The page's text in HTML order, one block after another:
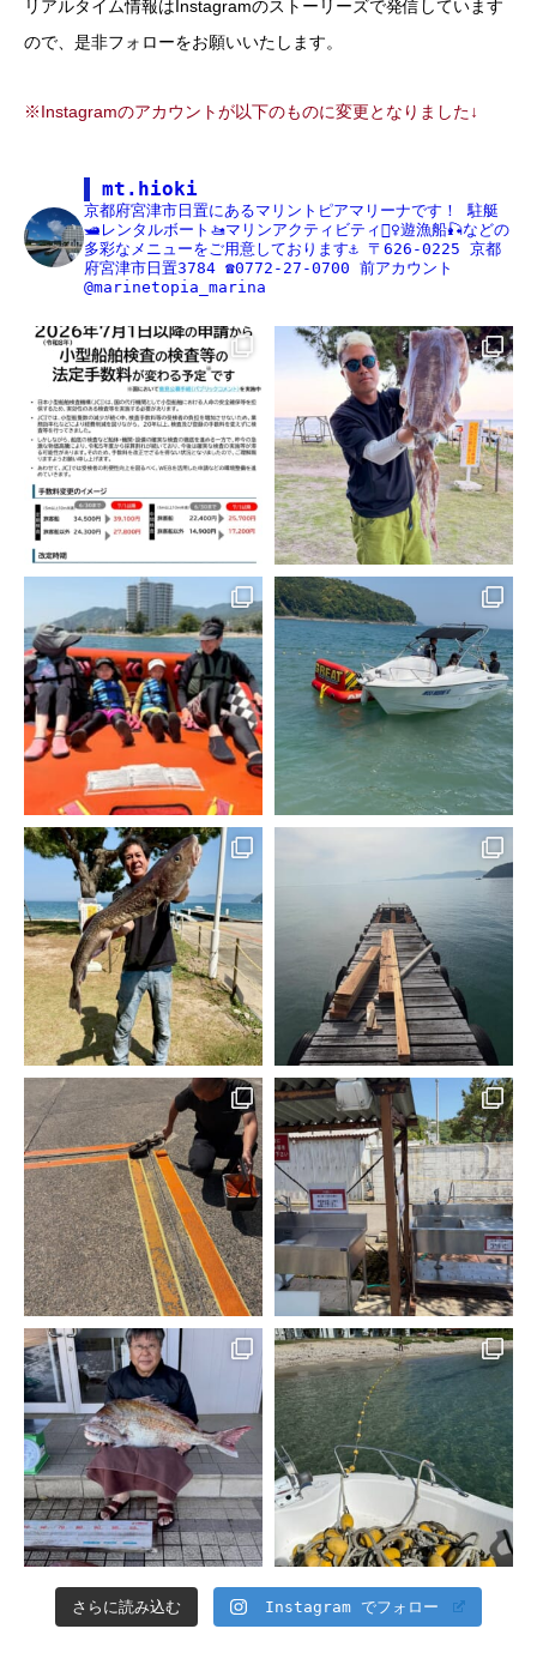
リアルタイム情報はInstagramのストーリーズで発信しています
ので、是非フォローをお願いいたします。
※Instagramのアカウントが以下のものに変更となりました↓
mt.hioki
京都府宮津市日置にあるマリントピアマリーナです！
駐艇
🛥レンタルボート🚤マリンアクティビティ🏄‍♀️遊漁船🎣などの
多彩なメニューをご用意しております⚓️ 〒626-0225 京都
府宮津市日置3784 ☎️0772-27-0700 前アカウント
@marinetopia_marina
さらに読み込む Instagram でフォロー